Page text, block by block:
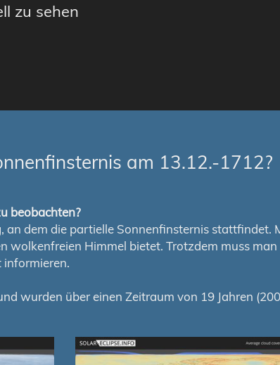
zu sehen
am 13.12.-1712?
beobachten?
dem die partielle Sonnenfinsternis stattfindet.
wolkenfreien Himmel bietet. Trotzdem muss
informieren.
wurden über einen Zeitraum von 19 Jahren